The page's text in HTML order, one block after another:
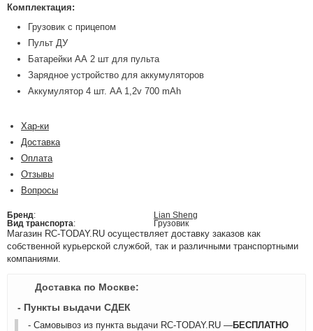
Комплектация:
Грузовик с прицепом
Пульт ДУ
Батарейки АА 2 шт для пульта
Зарядное устройство для аккумуляторов
Аккумулятор 4 шт. AA 1,2v 700 mAh
Хар-ки
Доставка
Оплата
Отзывы
Вопросы
Бренд:
Lian Sheng
Вид транспорта: Грузовик
Магазин RC-TODAY.RU осуществляет доставку заказов как
собственной курьерской службой, так и различными транспортными
компаниями.
Доставка по Москве:
- Пункты выдачи СДЕК
- Самовывоз из пункта выдачи RC-TODAY.RU —БЕСПЛАТНО